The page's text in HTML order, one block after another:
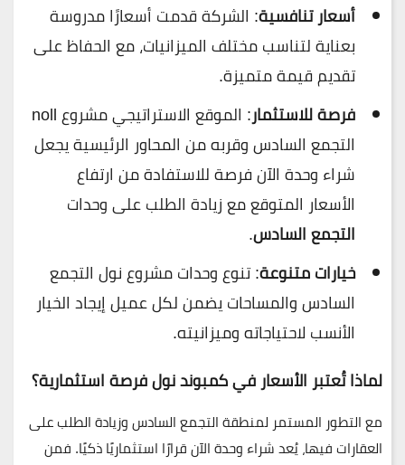
أسعار تنافسية: الشركة قدمت أسعارًا مدروسة
بعناية لتناسب مختلف الميزانيات، مع الحفاظ على
تقديم قيمة متميزة.
فرصة للاستثمار
: الموقع الاستراتيجي مشروع noll
التجمع السادس وقربه من المحاور الرئيسية يجعل
شراء وحدة الآن فرصة للاستفادة من ارتفاع
الأسعار المتوقع مع زيادة الطلب على وحدات
التجمع السادس.
خيارات متنوعة: تنوع وحدات مشروع نول التجمع
السادس والمساحات يضمن لكل عميل إيجاد الخيار
الأنسب لاحتياجاته وميزانيته.
لماذا تُعتبر الأسعار في كمبوند نول فرصة استثمارية؟
مع التطور المستمر لمنطقةالتجمع السادسوزيادة الطلب على
العقارات فيها، يُعد شراء وحدة الآن قرارًا استثماريًا ذكيًا. فمن